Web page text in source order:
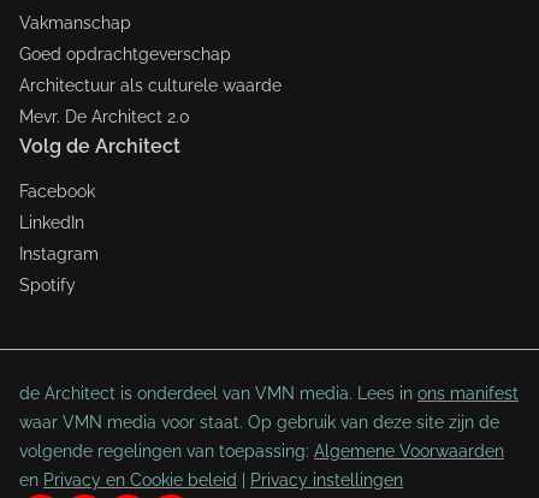
Vakmanschap
Goed opdrachtgeverschap
Architectuur als culturele waarde
Mevr. De Architect 2.0
Volg de Architect
Facebook
LinkedIn
Instagram
Spotify
de Architect is onderdeel van VMN media. Lees in ons manifest
waar VMN media voor staat. Op gebruik van deze site zijn de
volgende regelingen van toepassing: Algemene Voorwaarden
en Privacy en Cookie beleid Privacy instellingen